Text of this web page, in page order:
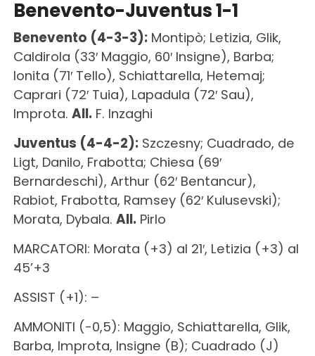
Benevento-Juventus 1-1
Benevento (4-3-3):Montipò; Letizia, Glik,
Caldirola (33′ Maggio, 60′ Insigne), Barba;
Ionita (71′ Tello), Schiattarella, Hetemaj;
Caprari (72′ Tuia), Lapadula (72′ Sau),
Improta. All. F. Inzaghi
Juventus (4-4-2):Szczesny; Cuadrado, de
Ligt, Danilo, Frabotta; Chiesa (69′
Bernardeschi), Arthur (62′ Bentancur),
Rabiot, Frabotta, Ramsey (62′ Kulusevski);
Morata, Dybala. All. Pirlo
MARCATORI: Morata (+3) al 21′, Letizia (+3) al
45’+3
ASSIST (+1): –
AMMONITI (-0,5): Maggio, Schiattarella, Glik,
Barba, Improta, Insigne (B); Cuadrado (J)